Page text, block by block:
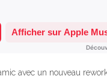
avec un nouveau